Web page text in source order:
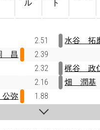
ル
ト
2.51
水谷 拓
昌
2.39
2.32
梶谷 政
2.16
畑 潤基
弥
1.88